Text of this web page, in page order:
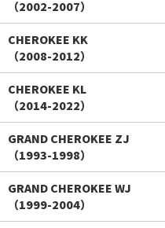
（2002-2007）
CHEROKEE KK
（2008-2012）
CHEROKEE KL
（2014-2022）
GRAND CHEROKEE ZJ
（1993-1998）
GRAND CHEROKEE WJ
（1999-2004）